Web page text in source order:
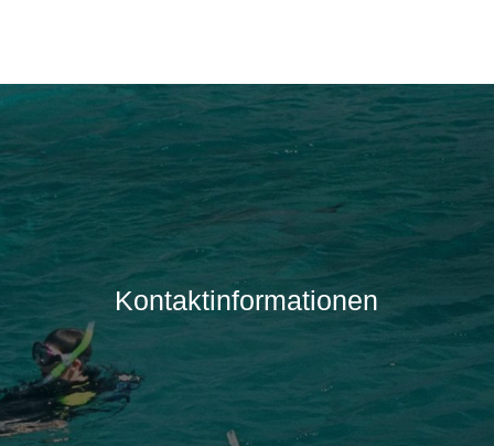
Kontaktinformationen